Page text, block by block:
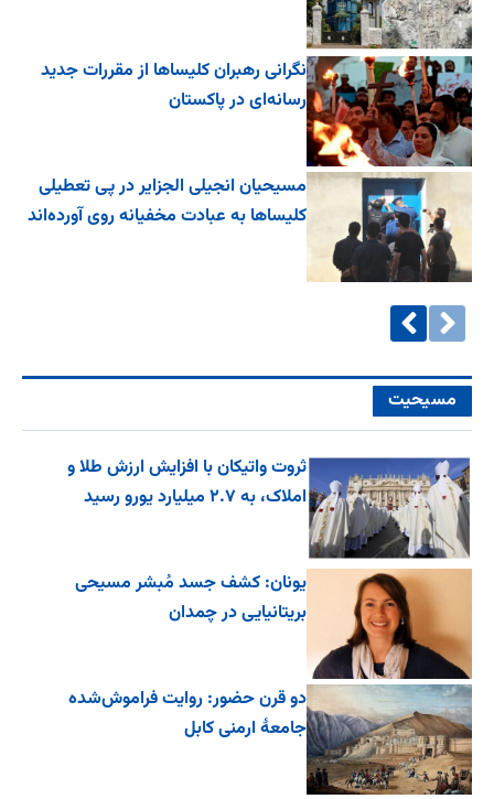
نگرانی رهبران کلیساها از مقررات جدید
رسانه‌ای در پاکستان
مسیحیان انجیلی الجزایر در پی تعطیلی
کلیساها به عبادت مخفیانه روی آورده‌اند
مسیحیت
ثروت واتیکان با افزایش ارزش طلا و
املاک، به ۲.۷ میلیارد یورو رسید
یونان: کشف جسد مُبشر مسیحی
بریتانیایی در چمدان
دو قرن حضور: روایت فراموش‌شده
جامعۀ ارمنی کابل